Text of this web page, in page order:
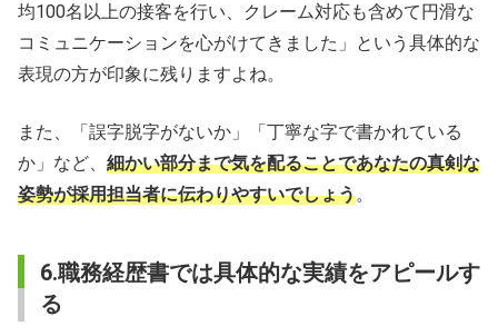
均100名以上の接客を行い、クレーム対応も含めて円滑な
コミュニケーションを心がけてきました」という具体的な
表現の方が印象に残りますよね。
また、「誤字脱字がないか」「丁寧な字で書かれている
か」など、 細かい部分まで気を配ることであなたの真剣な
姿勢が採用担当者に伝わりやすいでしょう。
6.職務経歴書では具体的な実績をアピールす
る